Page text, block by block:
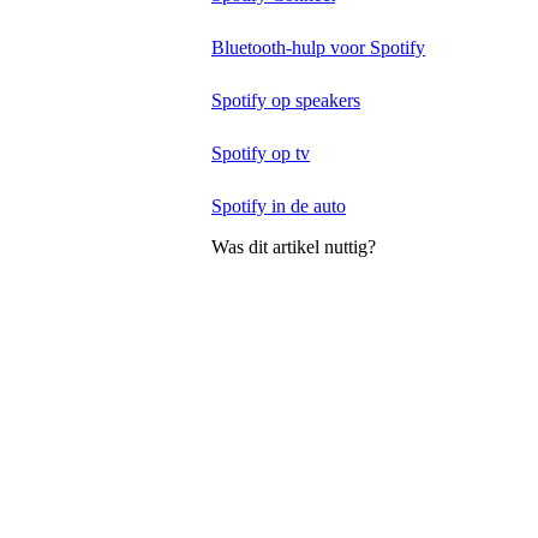
Bluetooth-hulp voor Spotify
Spotify op speakers
Spotify op tv
Spotify in de auto
Was dit artikel nuttig?